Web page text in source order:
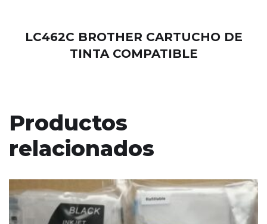
LC462C BROTHER CARTUCHO DE
TINTA COMPATIBLE
Productos
relacionados